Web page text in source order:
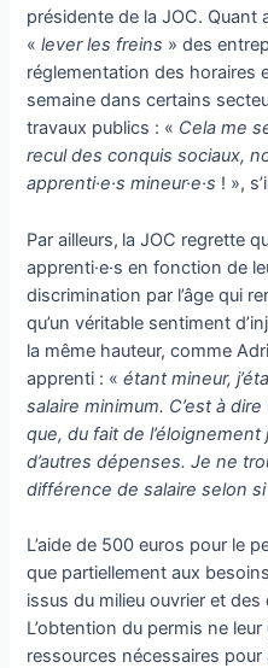
présidente de la JOC.
«lever les freins » des
réglementation des horaires
semaine dans certains
travaux publics : « Cela me
recul des conquis sociaux,
apprenti·e·s mineur·e·s ! »,
Par ailleurs, la JOC regrette
apprenti·e·s en fonction de
discrimination par l’âge qui
qu’un véritable sentiment
la même hauteur, comme
apprenti : «étant mineur,
salaire minimum. C’est à
que, du fait de l’éloignement
d’autres dépenses. Je ne
différence de salaire selon
L’aide de 500 euros pour le
que partiellement aux
issus du milieu ouvrier et
L’obtention du permis ne
ressources nécessaires pour